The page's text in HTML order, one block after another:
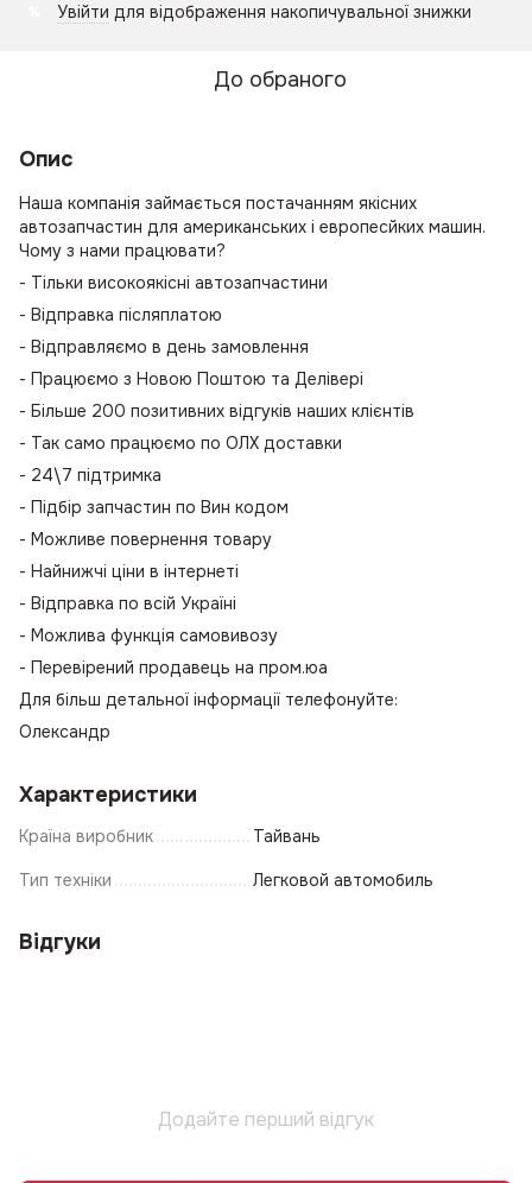
Увійти для відображення накопичувальної знижки
До обраного
Опис
Наша компанія займається постачанням якісних
автозапчастин для американських і европесйких машин.
Чому з нами працювати?
- Тільки високоякісні автозапчастини
- Відправка післяплатою
- Відправляємо в день замовлення
- Працюємо з Новою Поштою та Делівері
- Більше 200 позитивних відгуків наших клієнтів
- Так само працюємо по ОЛХ доставки
- 24\7 підтримка
- Підбір запчастин по Вин кодом
- Можливе повернення товару
- Найнижчі ціни в інтернеті
- Відправка по всій Україні
- Можлива функція самовивозу
- Перевірений продавець на пром.юа
Для більш детальної інформації телефонуйте:
Олександр
Характеристики
Країна виробник Тайвань
Тип техніки Легковой автомобиль
Відгуки
Додайте перший відгук